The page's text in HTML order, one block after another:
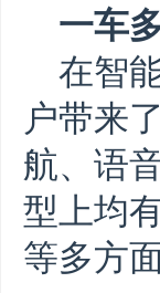
一车
在智
户带来
航、语
型上均
等多方